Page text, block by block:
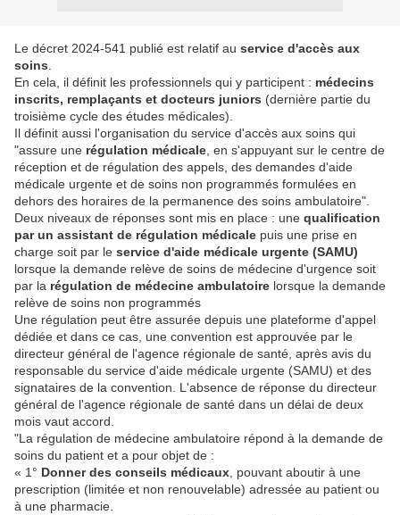
Le décret 2024-541 publié est relatif au service d'accès aux
soins
En cela, il définit les professionnels qui y participent : médecins
inscrits, remplaçants et docteurs juniors (dernière partie du
troisième cycle des études médicales).
Il définit aussi l'organisation du service d'accès aux soins qui
"assure une régulation médicale , en s'appuyant sur le centre de
réception et de régulation des appels, des demandes d'aide
médicale urgente et de soins non programmés formulées en
dehors des horaires de la permanence des soins ambulatoire".
Deux niveaux de réponses sont mis en place : une qualification
par un assistant de régulation médicale puis une prise en
charge soit par le service d'aide médicale urgente (SAMU)
lorsque la demande relève de soins de médecine d'urgence soit
par la régulation de médecine ambulatoire lorsque la demande
relève de soins non programmés
Une régulation peut être assurée depuis une plateforme d'appel
dédiée et dans ce cas, une convention est approuvée par le
directeur général de l'agence régionale de santé, après avis du
responsable du service d'aide médicale urgente (SAMU) et des
signataires de la convention. L'absence de réponse du directeur
général de l'agence régionale de santé dans un délai de deux
mois vaut accord.
"La régulation de médecine ambulatoire répond à la demande de
soins du patient et a pour objet de :
« 1° Donner des conseils médicaux , pouvant aboutir à une
prescription (limitée et non renouvelable) adressée au patient ou
à une pharmacie.